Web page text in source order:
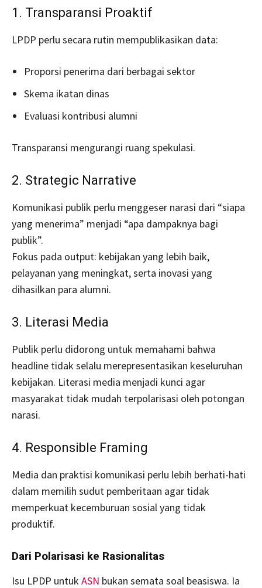
1. Transparansi Proaktif
LPDP perlu secara rutin mempublikasikan data:
Proporsi penerima dari berbagai sektor
Skema ikatan dinas
Evaluasi kontribusi alumni
Transparansi mengurangi ruang spekulasi.
2. Strategic Narrative
Komunikasi publik perlu menggeser narasi dari “siapa
yang menerima” menjadi “apa dampaknya bagi
publik”.
Fokus pada output: kebijakan yang lebih baik,
pelayanan yang meningkat, serta inovasi yang
dihasilkan para alumni.
3. Literasi Media
Publik perlu didorong untuk memahami bahwa
headline tidak selalu merepresentasikan keseluruhan
kebijakan. Literasi media menjadi kunci agar
masyarakat tidak mudah terpolarisasi oleh potongan
narasi.
4. Responsible Framing
Media dan praktisi komunikasi perlu lebih berhati-hati
dalam memilih sudut pemberitaan agar tidak
memperkuat kecemburuan sosial yang tidak
produktif.
Dari Polarisasi ke Rasionalitas
Isu LPDP untuk ASN bukan semata soal beasiswa. Ia